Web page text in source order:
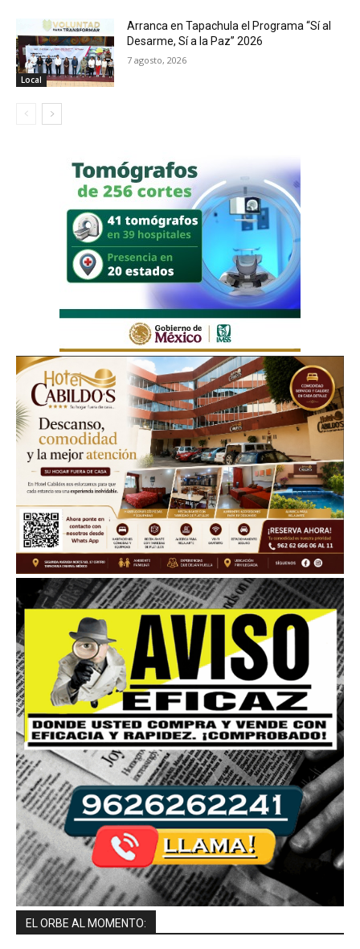
Local
Arranca en Tapachula el Programa “Sí al
Desarme, Sí a la Paz” 2026
7 agosto, 2026
EL ORBE AL MOMENTO: